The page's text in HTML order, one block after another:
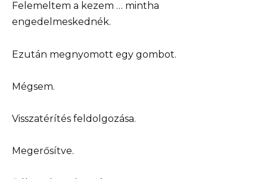
Felemeltem a kezem … mintha
engedelmeskednék.
Ezután megnyomott egy gombot.
Mégsem.
Visszatérítés feldolgozása.
Megerősítve.